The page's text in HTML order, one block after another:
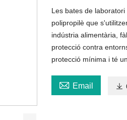
Les bates de
polipropilè que
indústria alimentària,
protecció contra
protecció mínima i té
 Email 